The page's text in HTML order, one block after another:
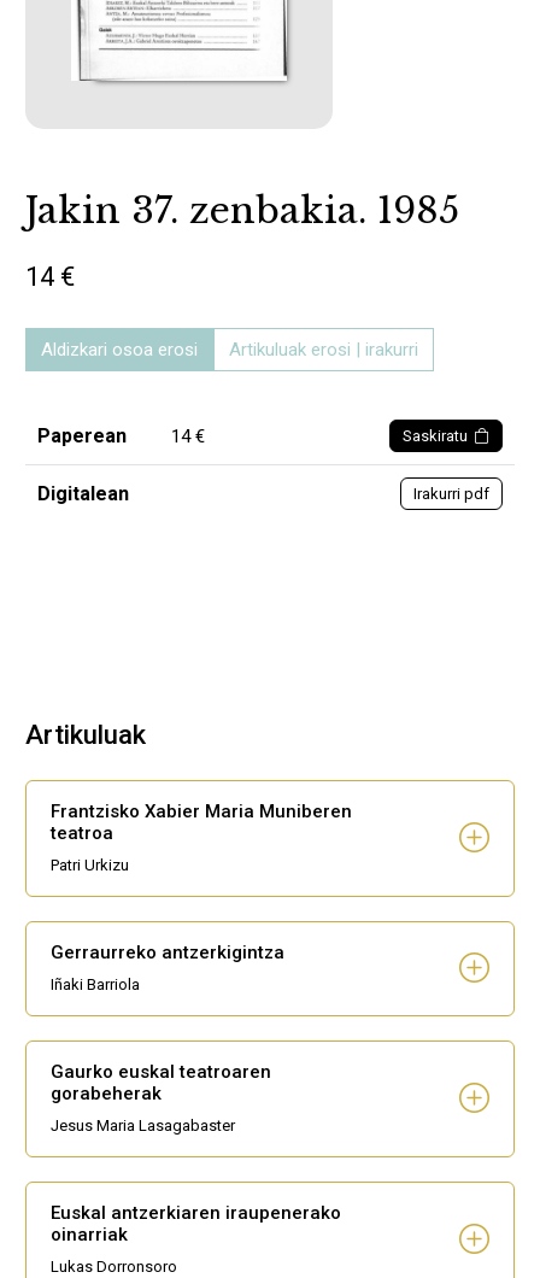
Jakin 37. zenbakia. 1985
14 €
Aldizkari osoa erosi Artikuluak erosi | irakurri
Paperean 14 € Saskiratu
Digitalean Irakurri pdf
Artikuluak
Frantzisko Xabier Maria Muniberen
teatroa
Patri Urkizu
Gerraurreko antzerkigintza
Iñaki Barriola
Gaurko euskal teatroaren
gorabeherak
Jesus Maria Lasagabaster
Euskal antzerkiaren iraupenerako
oinarriak
Lukas Dorronsoro